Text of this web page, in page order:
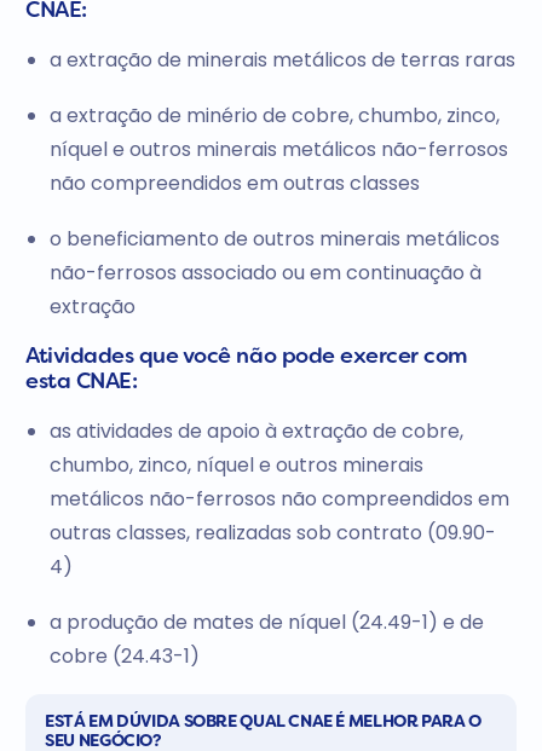
CNAE:
a extração de minerais metálicos de terras raras
a extração de minério de cobre, chumbo, zinco,
níquel e outros minerais metálicos não-ferrosos
não compreendidos em outras classes
o beneficiamento de outros minerais metálicos
não-ferrosos associado ou em continuação à
extração
Atividades que você não pode exercer com
esta CNAE:
as atividades de apoio à extração de cobre,
chumbo, zinco, níquel e outros minerais
metálicos não-ferrosos não compreendidos em
outras classes, realizadas sob contrato (09.90-
4)
a produção de mates de níquel (24.49-1) e de
cobre (24.43-1)
ESTÁ EM DÚVIDA SOBRE QUAL CNAE É MELHOR PARA O
SEU NEGÓCIO?